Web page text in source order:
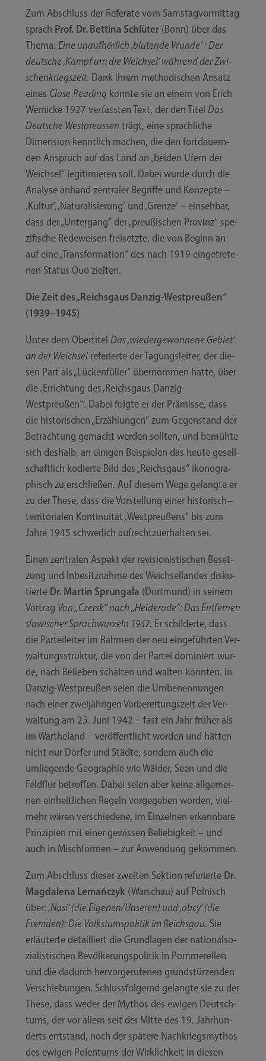
Zum Abschluss der Refe­ra­te vom Sams­tag­vor­mit­tag
sprach Prof. Dr. Bet­ti­na Schlü­ter(Bonn) über das
The­ma: Eine unauf­hör­lich ‚blu­ten­de Wun­de‘ : Der
deut­sche ‚Kampf um die Weich­sel‘ wäh­rend der Zwi­
schen­kriegs­zeit. Dank ihrem metho­di­schen Ansatz
eines Clo­se Rea­ding konn­te sie an einem von Erich
Wer­ni­cke 1927 ver­fass­ten Text, der den Titel Das
Deut­sche West­preus­sen trägt, eine sprach­li­che
Dimen­si­on kennt­lich machen, die den fort­dau­ern­
den Anspruch auf das Land an „bei­den Ufern der
Weich­sel“ legi­ti­mie­ren soll. Dabei wur­de durch die
Ana­ly­se anhand zen­tra­ler Begrif­fe und Kon­zep­te –
‚Kul­tur‘, ‚Natu­ra­li­sie­rung‘ und ‚Gren­ze‘ – ein­seh­bar,
dass der „Unter­gang“ der „preu­ßi­schen Pro­vinz“ spe­
zi­fi­sche Rede­wei­sen frei­setz­te, die von Beginn an
auf eine „Trans­for­ma­ti­on“ des nach 1919 ein­ge­tre­te­
nen Sta­tus Quo zielten.
Die Zeit des „Reichs­gaus Danzig-​​Westpreußen“
(1939–1945)
Unter dem Ober­ti­tel Das ‚wie­der­ge­won­ne­ne Gebiet‘
an der Weich­selrefe­rier­te der Tagungs­lei­ter, der die­
sen Part als „Lücken­fül­ler“ über­nom­men hat­te, über
die „Errich­tung des ‚Reichs­gaus Danzig-​​
Westpreußen‘“. Dabei folg­te er der Prä­mis­se, dass
die his­to­ri­schen „Erzäh­lun­gen“ zum Gegen­stand der
Betrach­tung gemacht wer­den soll­ten, und bemüh­te
sich des­halb, an eini­gen Bei­spie­len das heu­te gesell­
schaft­lich kodier­te Bild des „Reichs­gaus“ iko­no­gra­
phisch zu erschlie­ßen. Auf die­sem Wege gelang­te er
zu der The­se, dass die Vor­stel­lung einer historisch-​​­
territorialen Kon­ti­nui­tät „West­preu­ßens“ bis zum
Jah­re 1945 schwer­lich auf­recht­zu­er­hal­ten sei.
Einen zen­tra­len Aspekt der revi­sio­nis­ti­schen Beset­
zung und Inbe­sitz­nah­me des Weich­sel­lan­des dis­ku­
tier­te Dr. Mar­tin Sprunga­la (Dort­mund) in sei­nem
Vor­trag Von „Czersk“ nach „Hei­de­ro­de“: Das Ent­fer­nen
sla­wi­scher Sprach­wur­zeln 1942. Er schil­der­te, dass
die Par­tei­lei­ter im Rah­men der neu ein­ge­führ­ten Ver­
wal­tungs­struk­tur, die von der Par­tei domi­niert wur­
de, nach Belie­ben schal­ten und wal­ten konn­ten. In
Danzig-​​Westpreußen sei­en die Umbe­nen­nun­gen
nach einer zwei­jäh­ri­gen Vor­be­rei­tungs­zeit der Ver­
wal­tung am 25. Juni 1942 – fast ein Jahr frü­her als
im Wart­hel­and – ver­öf­fent­licht wor­den und hät­ten
nicht nur Dör­fer und Städ­te, son­dern auch die
umlie­gen­de Geo­gra­phie wie Wäl­der, Seen und die
Feld­flur betrof­fen. Dabei sei­en aber kei­ne all­ge­mei­
nen ein­heit­li­chen Regeln vor­ge­ge­ben wor­den, viel­
mehr wären ver­schie­de­ne, im Ein­zel­nen erkenn­ba­re
Prin­zi­pi­en mit einer gewis­sen Belie­big­keit – und
auch in Misch­for­men – zur Anwen­dung gekommen.
Zum Abschluss die­ser zwei­ten Sek­ti­on refe­rier­te Dr.
Mag­da­le­na Lemańc­zyk(War­schau) auf Pol­nisch
über: ‚Nasi‘ (die Eigenen/​​Unseren) und ‚obcy‘ (die
Frem­den): Die Volks­tums­po­li­tik im Reichs­gau. Sie
erläu­ter­te detail­liert die Grund­la­gen der natio­nal­so­
zia­lis­ti­schen Bevöl­ke­rungs­po­li­tik in Pom­me­rel­len
und die dadurch her­vor­ge­ru­fe­nen grund­stür­zen­den
Ver­schie­bun­gen. Schluss­fol­gernd gelang­te sie zu der
The­se, dass weder der Mythos des ewi­gen Deutsch­
tums, der vor allem seit der Mit­te des 19. Jahr­hun­
derts ent­stand, noch der spä­te­re Nachkriegs­mythos
des ewi­gen Polen­tums der Wirk­lich­keit in die­sen